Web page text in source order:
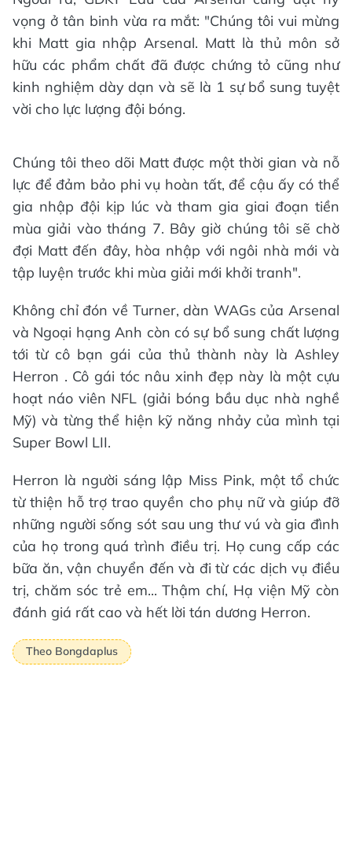
vọng ở tân binh vừa ra mắt: "Chúng tôi vui mừng
khi Matt gia nhập Arsenal. Matt là thủ môn sở
hữu các phẩm chất đã được chứng tỏ cũng như
kinh nghiệm dày dạn và sẽ là 1 sự bổ sung tuyệt
vời cho lực lượng đội bóng.
Chúng tôi theo dõi Matt được một thời gian và nỗ
lực để đảm bảo phi vụ hoàn tất, để cậu ấy có thể
gia nhập đội kịp lúc và tham gia giai đoạn tiền
mùa giải vào tháng 7. Bây giờ chúng tôi sẽ chờ
đợi Matt đến đây, hòa nhập với ngôi nhà mới và
tập luyện trước khi mùa giải mới khởi tranh".
Không chỉ đón về Turner, dàn WAGs của Arsenal
và Ngoại hạng Anh còn có sự bổ sung chất lượng
tới từ cô bạn gái của thủ thành này là Ashley
Herron . Cô gái tóc nâu xinh đẹp này là một cựu
hoạt náo viên NFL (giải bóng bầu dục nhà nghề
Mỹ) và từng thể hiện kỹ năng nhảy của mình tại
Super Bowl LII.
Herron là người sáng lập Miss Pink, một tổ chức
từ thiện hỗ trợ trao quyền cho phụ nữ và giúp đỡ
những người sống sót sau ung thư vú và gia đình
của họ trong quá trình điều trị. Họ cung cấp các
bữa ăn, vận chuyển đến và đi từ các dịch vụ điều
trị, chăm sóc trẻ em... Thậm chí, Hạ viện Mỹ còn
đánh giá rất cao và hết lời tán dương Herron.
Theo Bongdaplus